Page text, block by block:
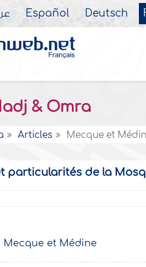
Español Deutsch
& Omra
Articles Mecque et
particularités de la
Mecque et Médine